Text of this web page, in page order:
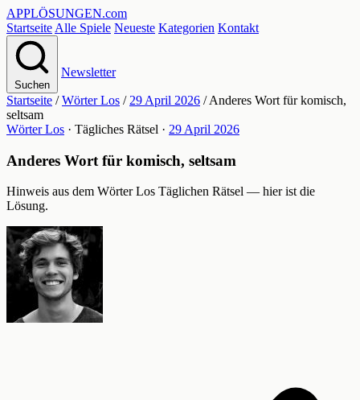
APPLÖSUNGEN.com
Startseite Alle Spiele Neueste Kategorien Kontakt
Suchen
Newsletter
Startseite / Wörter Los / 29 April 2026 / Anderes Wort für komisch,
seltsam
Wörter Los · Tägliches Rätsel · 29 April 2026
Anderes Wort für komisch, seltsam
Hinweis aus dem Wörter Los Täglichen Rätsel — hier ist die
Lösung.